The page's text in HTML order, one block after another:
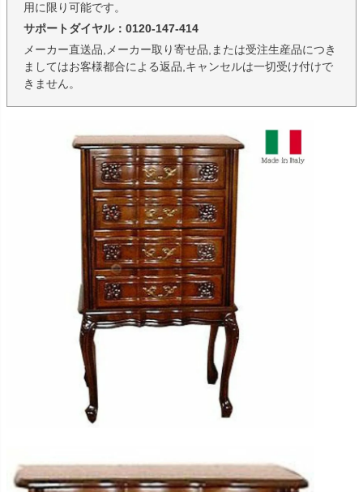
用に限り可能です。
サポートダイヤル：0120-147-414
メーカー直送品,メーカー取り寄せ品,または受注生産品につき
ましてはお客様都合による返品,キャンセルは一切受け付けで
きません。